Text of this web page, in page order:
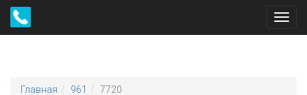
Главная 961 7720